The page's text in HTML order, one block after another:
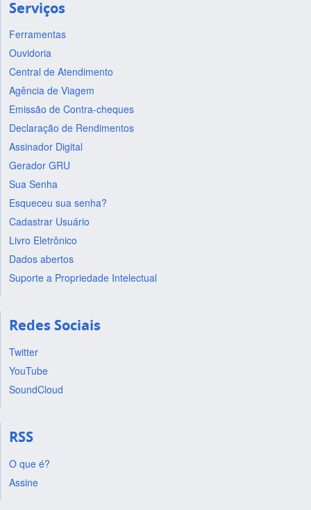
Serviços
Ferramentas
Ouvidoria
Central de Atendimento
Agência de Viagem
Emissão de Contra-cheques
Declaração de Rendimentos
Assinador Digital
Gerador GRU
Sua Senha
Esqueceu sua senha?
Cadastrar Usuário
Livro Eletrônico
Dados abertos
Suporte a Propriedade Intelectual
Redes Sociais
Twitter
YouTube
SoundCloud
RSS
O que é?
Assine